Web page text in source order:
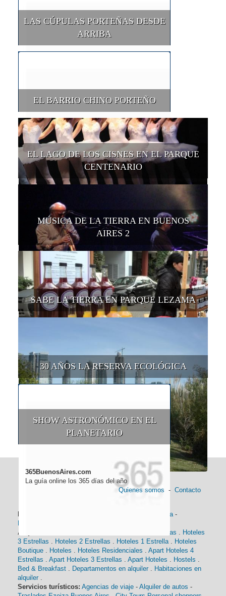
LAS CÚPULAS PORTEÑAS DESDE
ARRIBA
EL BARRIO CHINO PORTEÑO
EL LAGO DE LOS CISNES EN EL PARQUE
CENTENARIO
MÚSICA DE LA TIERRA EN BUENOS
AIRES 2
SABE LA TIERRA EN PARQUE LEZAMA
30 AÑOS LA RESERVA ECOLÓGICA
SHOW ASTRONÓMICO EN EL
PLANETARIO
365BuenosAires.com
La guía online los 365 días del año
Quienes somos - Contacto
Historia-
Alojamiento:
Hoteles 4 Estrellas . Hoteles
3 Estrellas . Hoteles 2 Estrellas . Hoteles 1 Estrella. Hoteles
Boutique . Hoteles . Hoteles Residenciales . Apart Hoteles 4
Estrellas . Apart Hoteles 3 Estrellas . Apart Hoteles . Hostels .
Bed & Breakfast . Departamentos en alquiler . Habitaciones en
alquiler .
Servicios turísticos: Agencias de viaje - Alquiler de autos -